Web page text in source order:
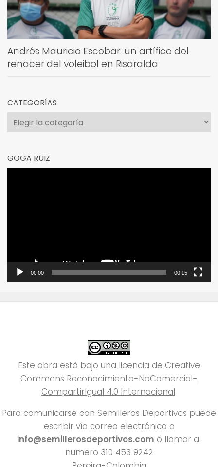
Andrés Mauricio Escobar: un artífice del
renacer del voleibol en Risaralda
CATEGORÍAS
Categorías
GOGA RUIZ
00:00 00:15
Este obra está bajo una licencia de Creative
Commons Reconocimiento-NoComercial-
CompartirIgual 4.0 Internacional.
Para comunicarse con Semilleros Deportivos puede
escribir vía correo electrónico a
info@semillerosdeportivos.com ó llamar al
número 310 453 9242